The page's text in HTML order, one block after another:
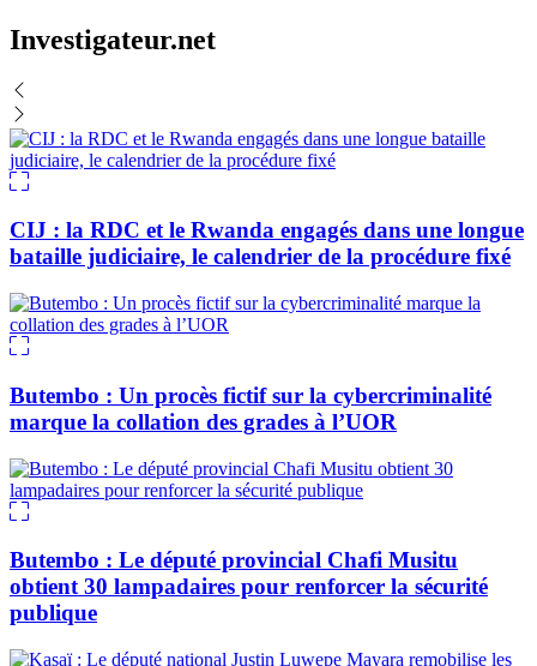
Investigateur.net
CIJ : la RDC et le Rwanda engagés dans une longue
bataille judiciaire, le calendrier de la procédure fixé
Butembo : Un procès fictif sur la cybercriminalité
marque la collation des grades à l’UOR
Butembo : Le député provincial Chafi Musitu
obtient 30 lampadaires pour renforcer la sécurité
publique